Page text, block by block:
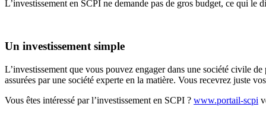
L’investissement en SCPI ne demande pas de gros budget, ce qui
Un investissement simple
L’investissement que vous pouvez engager dans une société civile
assurées par une société experte en la matière. Vous recevrez juste
Vous êtes intéressé par l’investissement en SCPI ? www.portail-scpi